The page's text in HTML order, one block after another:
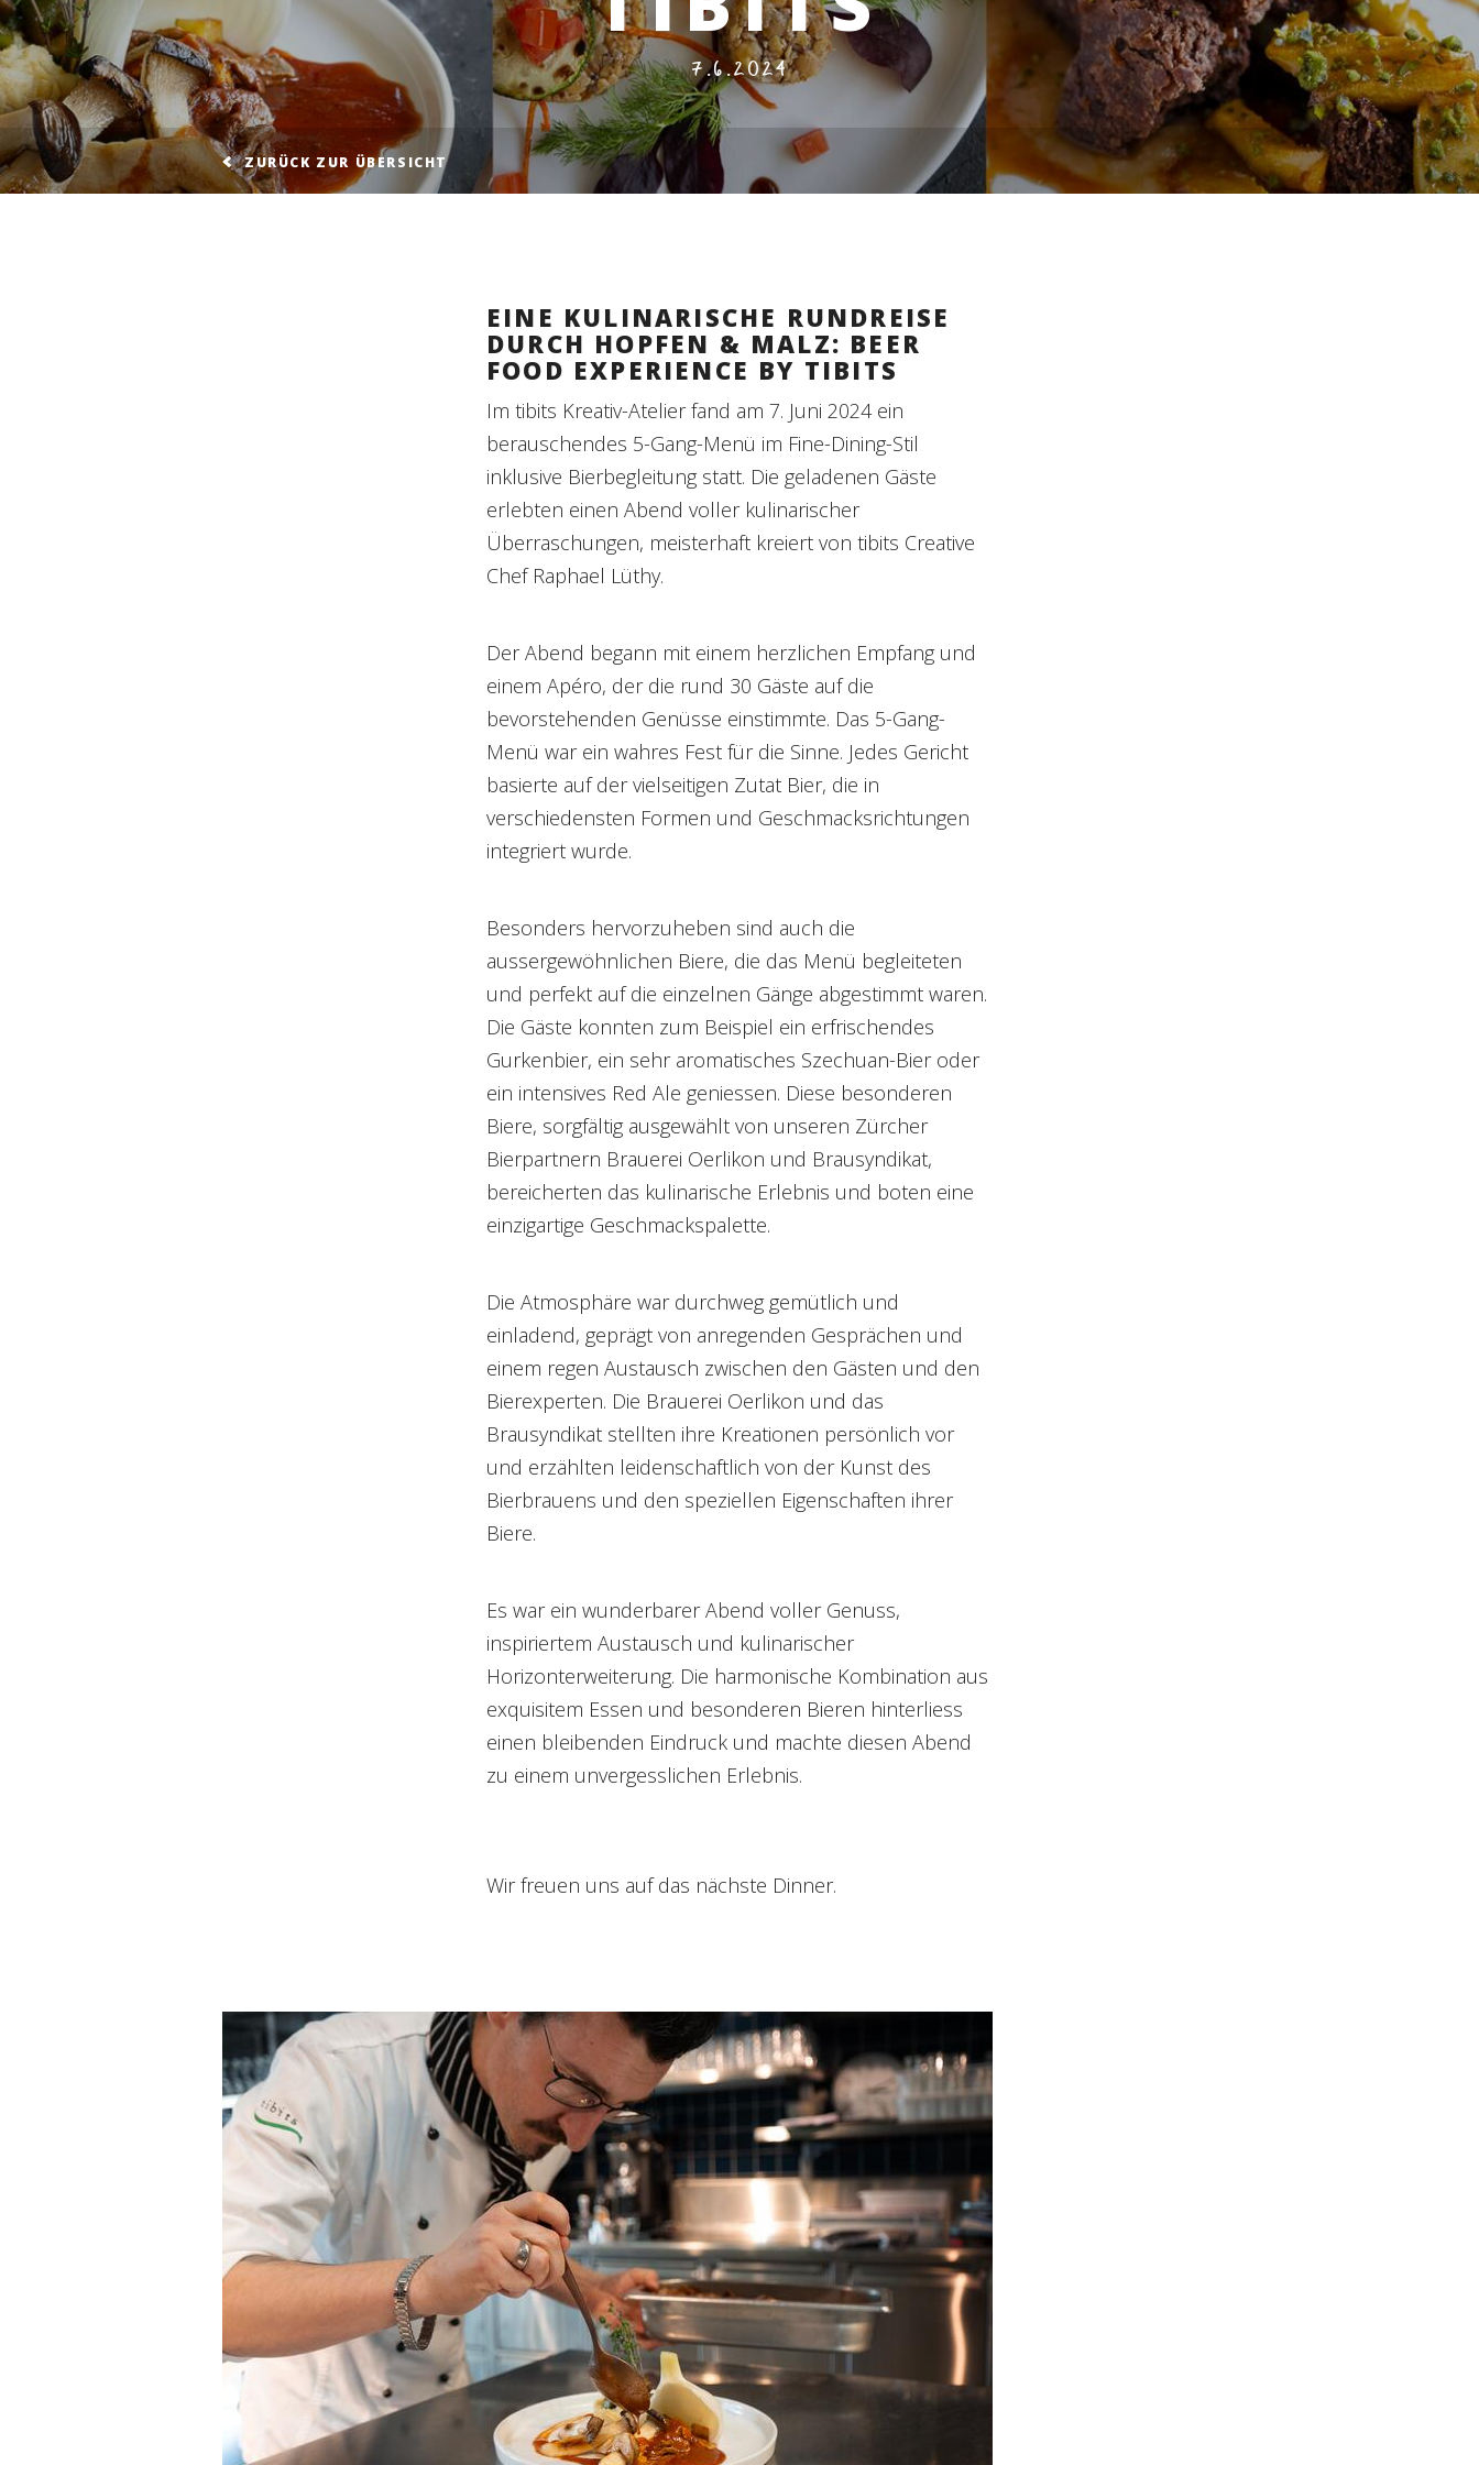
7.6.2024
ZURÜCK ZUR ÜBERSICHT
EINE KULINARISCHE RUNDREISE
DURCH HOPFEN & MALZ: BEER
FOOD EXPERIENCE BY TIBITS
Im tibits Kreativ-Atelier fand am 7. Juni 2024 ein
berauschendes 5-Gang-Menü im Fine-Dining-Stil
inklusive Bierbegleitung statt. Die geladenen Gäste
erlebten einen Abend voller kulinarischer
Überraschungen, meisterhaft kreiert von tibits Creative
Chef Raphael Lüthy.
Der Abend begann mit einem herzlichen Empfang und
einem Apéro, der die rund 30 Gäste auf die
bevorstehenden Genüsse einstimmte. Das 5-Gang-
Menü war ein wahres Fest für die Sinne. Jedes Gericht
basierte auf der vielseitigen Zutat Bier, die in
verschiedensten Formen und Geschmacksrichtungen
integriert wurde.
Besonders hervorzuheben sind auch die
aussergewöhnlichen Biere, die das Menü begleiteten
und perfekt auf die einzelnen Gänge abgestimmt waren.
Die Gäste konnten zum Beispiel ein erfrischendes
Gurkenbier, ein sehr aromatisches Szechuan-Bier oder
ein intensives Red Ale geniessen. Diese besonderen
Biere, sorgfältig ausgewählt von unseren Zürcher
Bierpartnern Brauerei Oerlikon und Brausyndikat,
bereicherten das kulinarische Erlebnis und boten eine
einzigartige Geschmackspalette.
Die Atmosphäre war durchweg gemütlich und
einladend, geprägt von anregenden Gesprächen und
einem regen Austausch zwischen den Gästen und den
Bierexperten. Die Brauerei Oerlikon und das
Brausyndikat stellten ihre Kreationen persönlich vor
und erzählten leidenschaftlich von der Kunst des
Bierbrauens und den speziellen Eigenschaften ihrer
Biere.
Es war ein wunderbarer Abend voller Genuss,
inspiriertem Austausch und kulinarischer
Horizonterweiterung. Die harmonische Kombination aus
exquisitem Essen und besonderen Bieren hinterliess
einen bleibenden Eindruck und machte diesen Abend
zu einem unvergesslichen Erlebnis.
Wir freuen uns auf das nächste Dinner.